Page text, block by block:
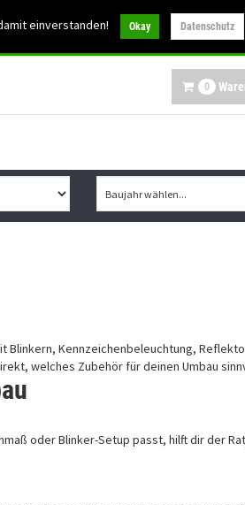
einverstanden! Okay Datenschutz
info@ibex-parts.de
0
Blinkern, Kennzeichenbeleuchtung,
welches Zubehör für deinen Umbau
oder Blinker-Setup passt, hilft dir der